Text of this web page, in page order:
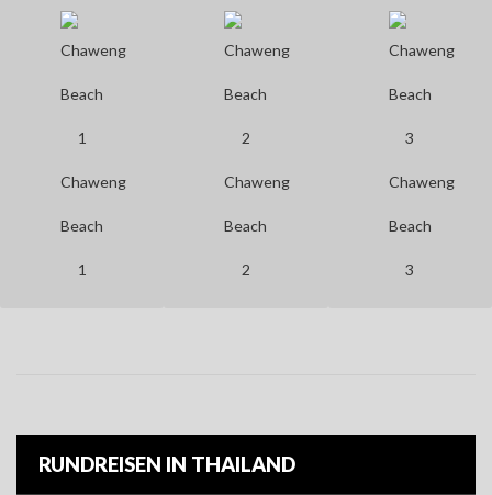
Chaweng
Beach
1
Chaweng
Beach
2
Chaweng
Beach
3
RUNDREISEN IN THAILAND